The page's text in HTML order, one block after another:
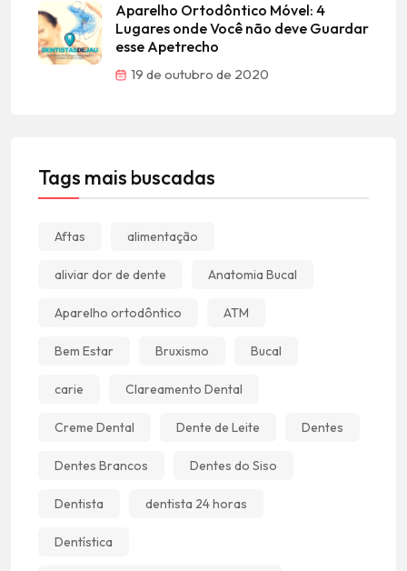
Aparelho Ortodôntico Móvel: 4
Lugares onde Você não deve Guardar
esse Apetrecho
19 de outubro de 2020
Tags mais buscadas
Aftas alimentação
aliviar dor de dente Anatomia Bucal
Aparelho ortodôntico ATM
Bem Estar Bruxismo Bucal
carie Clareamento Dental
Creme Dental Dente de Leite Dentes
Dentes Brancos Dentes do Siso
Dentista dentista 24 horas
Dentística